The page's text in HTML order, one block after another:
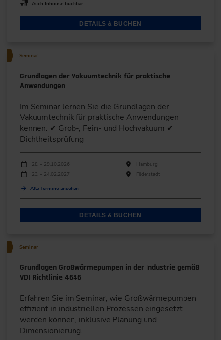
Auch Inhouse buchbar
DETAILS & BUCHEN
Seminar
Grundlagen der Vakuumtechnik für praktische
Anwendungen
Im Seminar lernen Sie die Grundlagen der
Vakuumtechnik für praktische Anwendungen
kennen. ✔ Grob-, Fein- und Hochvakuum ✔
Dichtheitsprüfung
Durchführungen
Veranstaltungsdatum
28. – 29.10.2026
Hamburg
23. – 24.02.2027
Filderstadt
Alle Termine ansehen
DETAILS & BUCHEN
Seminar
Grundlagen Großwärmepumpen in der Industrie gemäß
VDI Richtlinie 4646
Erfahren Sie im Seminar, wie Großwärmepumpen
effizient in industriellen Prozessen eingesetzt
werden können, inklusive Planung und
Dimensionierung.